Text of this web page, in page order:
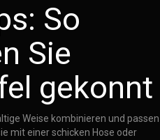
So
Sie
gekonnt
Weise kombinieren und passen
mit einer schicken Hose oder